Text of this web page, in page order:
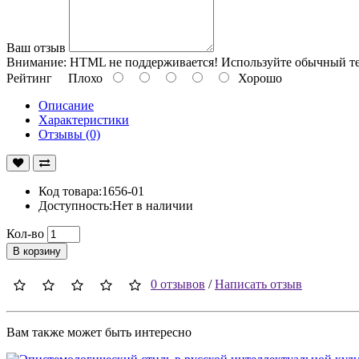
Ваш отзыв
Внимание: HTML не поддерживается! Используйте обычный
Рейтинг Плохо
Хорошо
Описание
Характеристики
Отзывы (0)
Код товара:1656-01
Доступность:Нет в наличии
Кол-во
В корзину
0 отзывов /Написать отзыв
Вам также может быть интересно